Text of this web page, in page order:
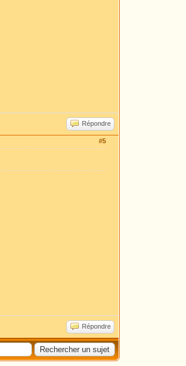
Répondre
#5
Répondre